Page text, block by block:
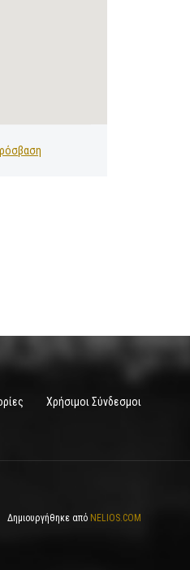
Χρήσιμοι Σύνδεσμοι
Δημιουργήθηκε από NELIOS.COM